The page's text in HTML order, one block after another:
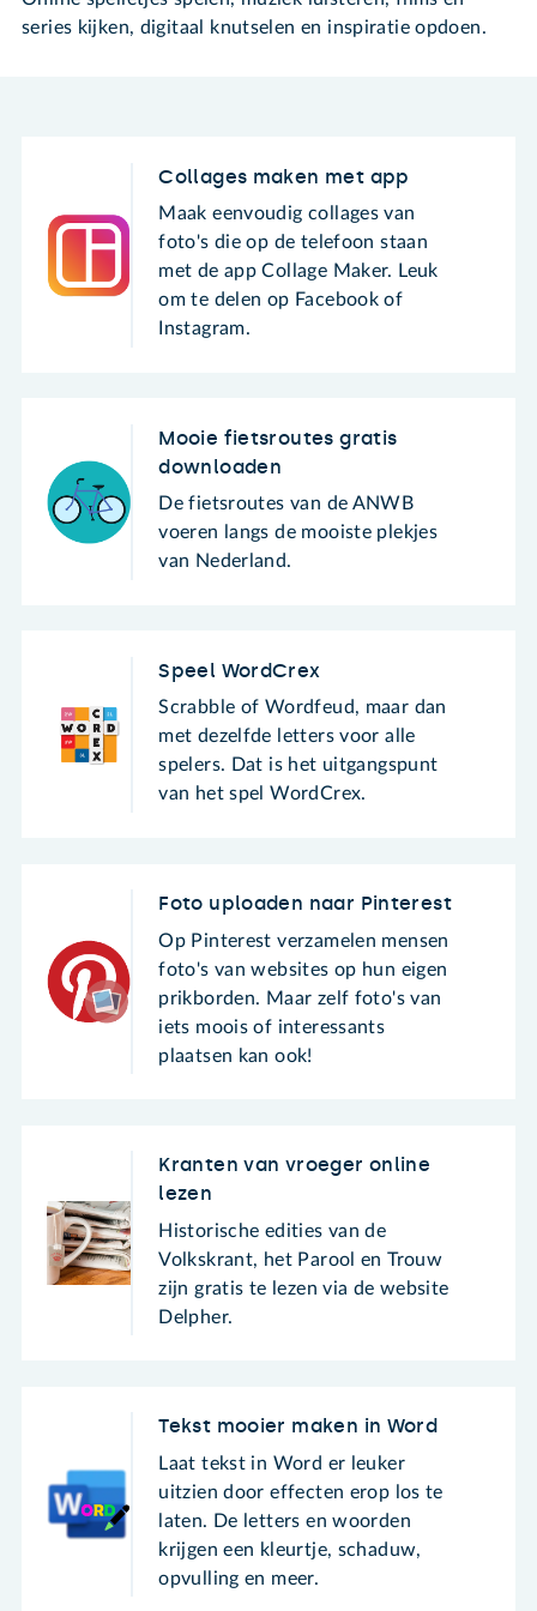
series kijken, digitaal knutselen en inspiratie opdoen.
Collages maken met app
Maak eenvoudig collages van
foto's die op de telefoon staan
met de app Collage Maker. Leuk
om te delen op Facebook of
Instagram.
Mooie fietsroutes gratis
downloaden
De fietsroutes van de ANWB
voeren langs de mooiste plekjes
van Nederland.
Speel WordCrex
Scrabble of Wordfeud, maar dan
met dezelfde letters voor alle
spelers. Dat is het uitgangspunt
van het spel WordCrex.
Foto uploaden naar Pinterest
Op Pinterest verzamelen mensen
foto's van websites op hun eigen
prikborden. Maar zelf foto's van
iets moois of interessants
plaatsen kan ook!
Kranten van vroeger online
lezen
Historische edities van de
Volkskrant, het Parool en Trouw
zijn gratis te lezen via de website
Delpher.
Tekst mooier maken in Word
Laat tekst in Word er leuker
uitzien door effecten erop los te
laten. De letters en woorden
krijgen een kleurtje, schaduw,
opvulling en meer.